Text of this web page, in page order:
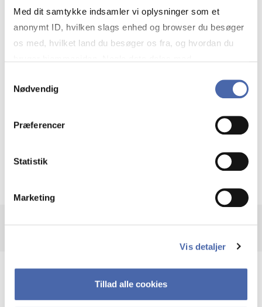
Med dit samtykke indsamler vi oplysninger som et
anonymt ID, hvilken slags enhed og browser du besøger
os med, hvilket land du besøger os fra, og hvordan du
markedsføring. Du bestemmer selv - og kan altid trække
Nødvendig
Præferencer
Statistik
Marketing
Vis detaljer
Tillad alle cookies
navigerer man som virksomhed?
Krigen i Ukraine